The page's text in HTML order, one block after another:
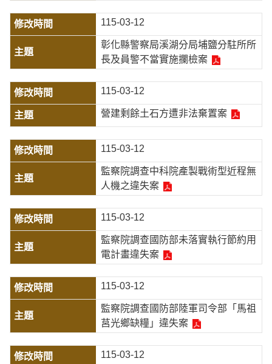
115-03-12
彰化縣警察局溪湖分局埔鹽分駐所所
長及員警不當實施攔檢案
115-03-12
營建剩餘土石方遭非法棄置案
115-03-12
監察院調查中科院產製戰術型近程無
人機之違失案
115-03-12
監察院調查國防部未落實執行節約用
電計畫違失案
115-03-12
監察院調查國防部陸軍司令部「馬祖
莒光鄉缺糧」違失案
115-03-12